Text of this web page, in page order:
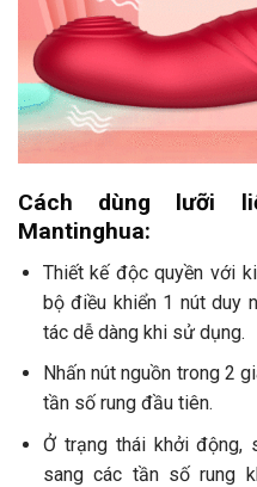
Cách dùng lưỡi
Mantinghua:
Thiết kế độc quyền với
bộ điều khiển 1 nút duy
tác dễ dàng khi sử dụng.
Nhấn nút nguồn trong 2
tần số rung đầu tiên.
Ở trạng thái khởi động,
sang các tần số rung